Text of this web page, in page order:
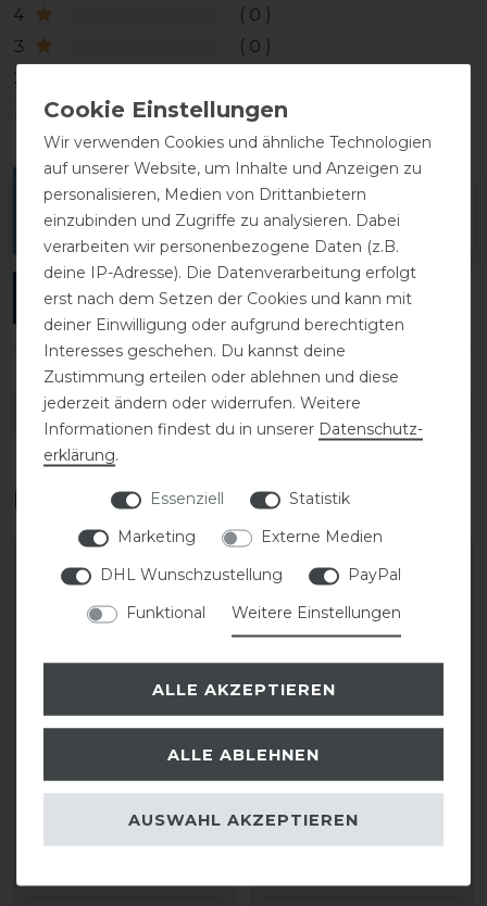
4
0
3
0
2
1
0
Melde dich an, um eine Kundenrezension zu
verfassen.
ANMELDEN
DETAILS ZUR PRODUKTSICHERHEIT
Das perfekte Zubehör für dich
35,00 € *
Backpack Vertigo
Wir verwenden Cookies und ähnliche Technologien
auf unserer Website, um Inhalte und Anzeigen zu
personalisieren, Medien von Drittanbietern
einzubinden und Zugriffe zu analysieren. Dabei
verarbeiten wir personenbezogene Daten (z.B.
deine IP-Adresse). Die Datenverarbeitung erfolgt
erst nach dem Setzen der Cookies und kann mit
deiner Einwilligung oder aufgrund berechtigten
Interesses geschehen. Du kannst deine
Zustimmung erteilen oder ablehnen und diese
jederzeit ändern oder widerrufen. Weitere
Informationen findest du in unserer Daten­schutz­
erklärung.
Essenziell
Statistik
Marketing
Externe Medien
DHL Wunschzustellung
PayPal
Funktional
Weitere Einstellungen
ALLE AKZEPTIEREN
ALLE ABLEHNEN
AUSWAHL AKZEPTIEREN